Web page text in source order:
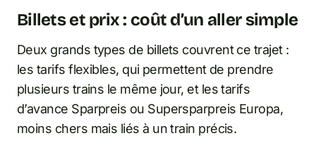
Billets et prix : coût d’un aller simple
Deux grands types de billets couvrent ce trajet :
les tarifs flexibles, qui permettent de prendre
plusieurs trains le même jour, et les tarifs
d’avance Sparpreis ou Supersparpreis Europa,
moins chers mais liés à un train précis.